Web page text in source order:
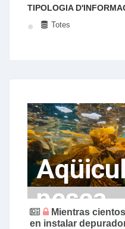
TIPOLOGIA
Totes
pesca
Mientras
en instalar